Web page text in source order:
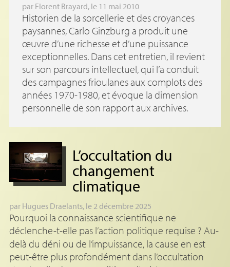
par Florent Brayard, le 11 mai 2010
Historien de la sorcellerie et des croyances
paysannes, Carlo Ginzburg a produit une
œuvre d’une richesse et d’une puissance
exceptionnelles. Dans cet entretien, il revient
sur son parcours intellectuel, qui l’a conduit
des campagnes frioulanes aux complots des
années 1970-1980, et évoque la dimension
personnelle de son rapport aux archives.
L’occultation du
changement
climatique
par Hugues Draelants, le 2 décembre 2025
Pourquoi la connaissance scientifique ne
déclenche-t-elle pas l’action politique requise ? Au-
delà du déni ou de l’impuissance, la cause en est
peut-être plus profondément dans l’occultation